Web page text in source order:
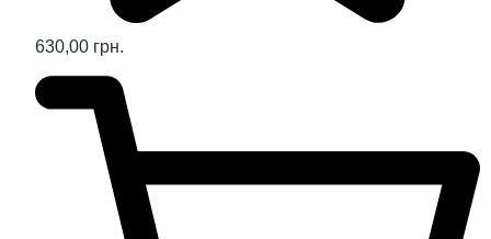
630,00 грн.